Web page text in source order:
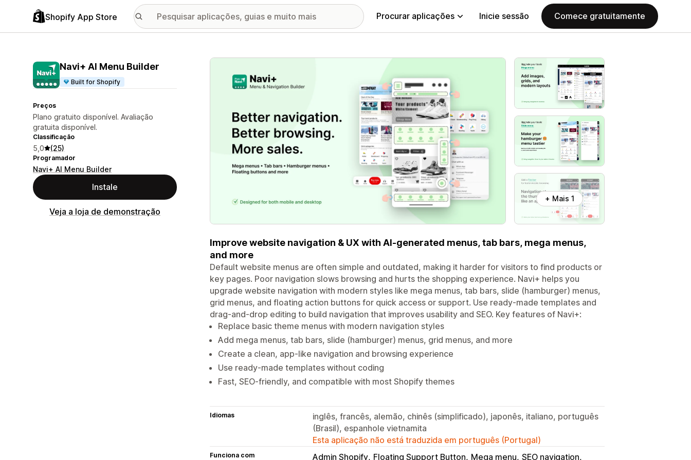
Shopify App Store Procurar aplicações Inicie sessão Comece gratuitamente
Navi+ AI Menu Builder
Built for Shopify
Preços
Plano gratuito disponível. Avaliação
gratuita disponível.
Classificação
5,0 (25)
Programador
Navi+ AI Menu Builder
Instale
Veja a loja de demonstração
Galeria de imagens em destaque
+ Mais 1
Improve website navigation & UX with AI-generated menus, tab bars, mega menus,
and more
Default website menus are often simple and outdated, making it harder for visitors to find products or
key pages. Poor navigation slows browsing and hurts the shopping experience. Navi+ helps you
upgrade website navigation with modern styles like mega menus, tab bars, slide (hamburger) menus,
grid menus, and floating action buttons for quick access or support. Use ready-made templates and
drag-and-drop editing to build navigation that improves usability and SEO. Key features of Navi+:
Replace basic theme menus with modern navigation styles
Add mega menus, tab bars, slide (hamburger) menus, grid menus, and more
Create a clean, app-like navigation and browsing experience
Use ready-made templates without coding
Fast, SEO-friendly, and compatible with most Shopify themes
Idiomas
inglês, francês, alemão, chinês (simplificado), japonês, italiano, português
(Brasil), espanhole vietnamita
Esta aplicação não está traduzida em português (Portugal)
Funciona com Admin Shopify Floating Support Button Mega menu SEO navigation